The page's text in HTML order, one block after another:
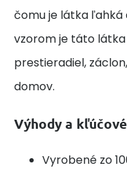
čomu je látka ľahká
vzorom je táto
prestieradiel,
domov.
Výhody a
Vyrobené zo